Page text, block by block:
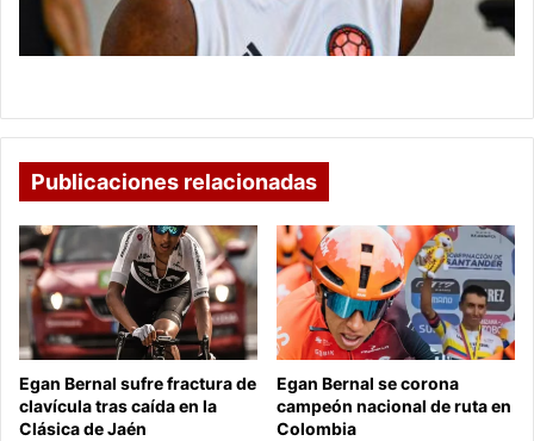
Publicaciones relacionadas
Egan Bernal sufre fractura de
clavícula tras caída en la
Clásica de Jaén
Egan Bernal se corona
campeón nacional de ruta en
Colombia